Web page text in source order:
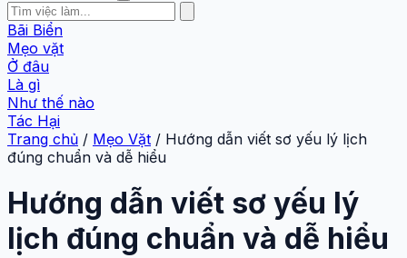
Bãi Biển
Mẹo vặt
Ở đâu
Là gì
Như thế nào
Tác Hại
Trang chủ / Mẹo Vặt / Hướng dẫn viết sơ yếu lý lịch
đúng chuẩn và dễ hiểu
Hướng dẫn viết sơ yếu lý
lịch đúng chuẩn và dễ hiểu